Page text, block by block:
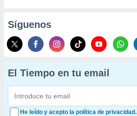
Síguenos
El Tiempo en tu email
He leído y acepto la política de privacidad.